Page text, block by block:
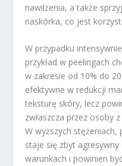
nawilżenia, a także
naskórka, co jest
W przypadku
przykład w peelingach
w zakresie od 10% do
efektywne w redukcji
teksturę skóry, lecz
zwłaszcza przez osoby
W wyższych
staje się zbyt
warunkach i powinien